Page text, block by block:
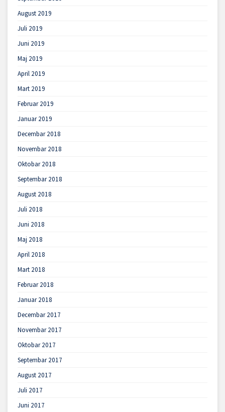
August 2019
Juli 2019
Juni 2019
Maj 2019
April 2019
Mart 2019
Februar 2019
Januar 2019
Decembar 2018
Novembar 2018
Oktobar 2018
Septembar 2018
August 2018
Juli 2018
Juni 2018
Maj 2018
April 2018
Mart 2018
Februar 2018
Januar 2018
Decembar 2017
Novembar 2017
Oktobar 2017
Septembar 2017
August 2017
Juli 2017
Juni 2017